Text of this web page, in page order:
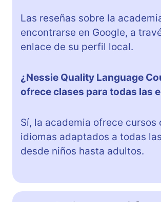
Las reseñas sobre la
encontrarse en Google, a
enlace de su perfil local.
¿Nessie Quality Language
ofrece clases para todas las
Sí, la academia ofrece cursos
idiomas adaptados a todas
desde niños hasta adultos.